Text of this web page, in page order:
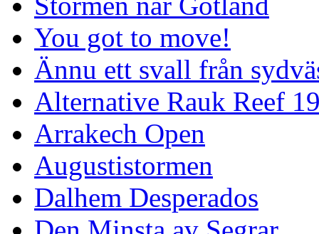
You got to move!
Ännu ett svall från
Alternative Rauk Reef
Arrakech Open
Augustistormen
Dalhem Desperados